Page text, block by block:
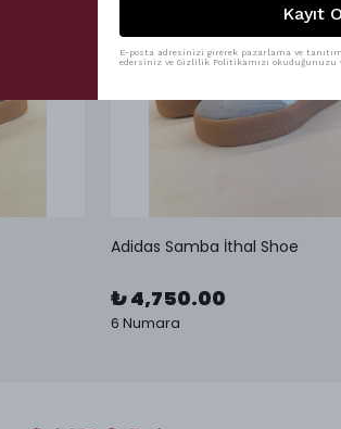
Adidas Samba İthal Shoe
₺ 4,750.00
6 Numara
Kayıt
E-posta adresinizi girerek pazarlama ve
edersiniz ve Gizlilik Politikamızı okuduğunuzu